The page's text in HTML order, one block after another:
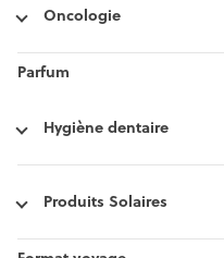
Oncologie
Parfum
Hygiène dentaire
Produits Solaires